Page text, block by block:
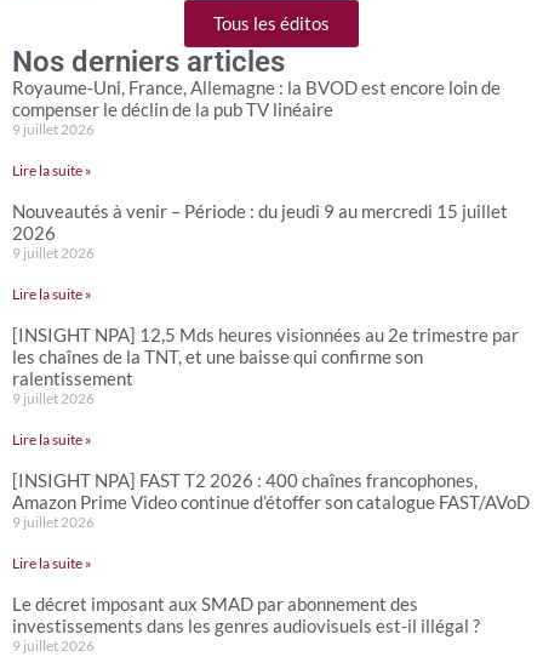
Tous les éditos
Nos derniers articles
Royaume-Uni, France, Allemagne : la BVOD est encore loin de
compenser le déclin de la pub TV linéaire
9 juillet 2026
Lire la suite »
Nouveautés à venir – Période : du jeudi 9 au mercredi 15 juillet
2026
9 juillet 2026
Lire la suite »
[INSIGHT NPA] 12,5 Mds heures visionnées au 2e trimestre par
les chaînes de la TNT, et une baisse qui confirme son
ralentissement
9 juillet 2026
Lire la suite »
[INSIGHT NPA] FAST T2 2026 : 400 chaînes francophones,
Amazon Prime Video continue d’étoffer son catalogue FAST/AVoD
9 juillet 2026
Lire la suite »
Le décret imposant aux SMAD par abonnement des
investissements dans les genres audiovisuels est-il illégal ?
9 juillet 2026